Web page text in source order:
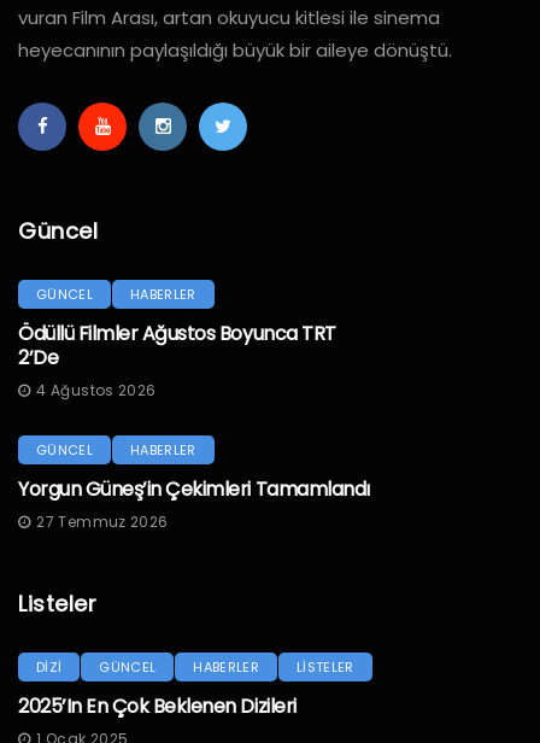
vuran Film Arası, artan okuyucu kitlesi ile sinema
heyecanının paylaşıldığı büyük bir aileye dönüştü.
Güncel
GÜNCEL HABERLER
Ödüllü Filmler Ağustos Boyunca TRT
2’de
4 Ağustos 2026
GÜNCEL HABERLER
Yorgun Güneş’in Çekimleri Tamamlandı
27 Temmuz 2026
Listeler
DİZİ GÜNCEL HABERLER LİSTELER
2025’in En Çok Beklenen Dizileri